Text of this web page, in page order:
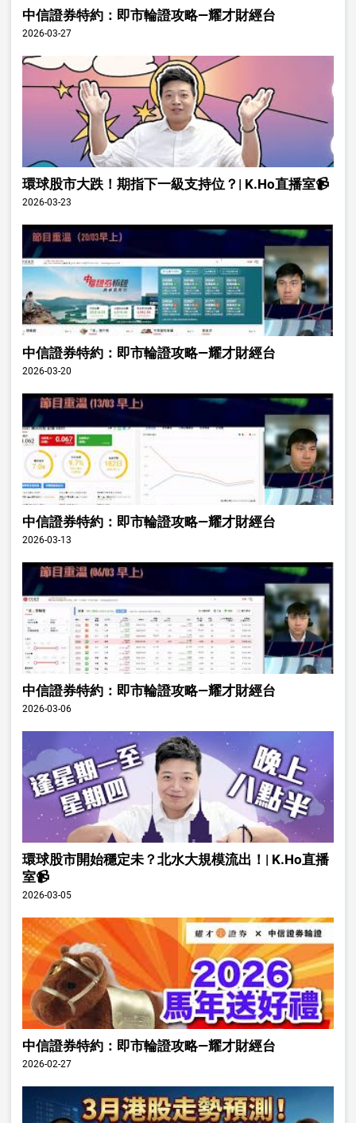
中信證券特約：即市輪證攻略—耀才財經台
2026-03-27
環球股市大跌！期指下一級支持位？| K.Ho直播室📹
2026-03-23
中信證券特約：即市輪證攻略—耀才財經台
2026-03-20
中信證券特約：即市輪證攻略—耀才財經台
2026-03-13
中信證券特約：即市輪證攻略—耀才財經台
2026-03-06
環球股市開始穩定未？北水大規模流出！| K.Ho直播
室📹
2026-03-05
中信證券特約：即市輪證攻略—耀才財經台
2026-02-27